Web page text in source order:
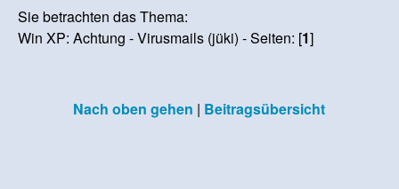
Sie betrachten das Thema:
Win XP: Achtung - Virusmails (jüki) - Seiten: [1]
Nach oben gehen | Beitragsübersicht